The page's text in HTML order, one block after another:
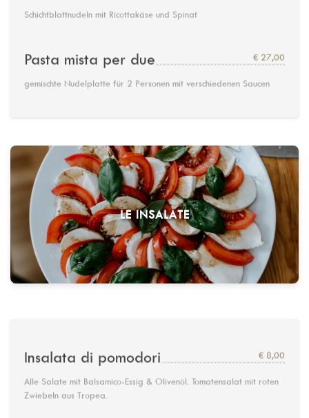
Schichtblattnudeln mit Ricottakäse und Spinat
Pasta mista per due € 27,00
gemischte Nudelplatte für 2 Personen mit verschiedenen Saucen
LE INSALATE
Insalata di pomodori € 8,00
Alle Salate mit Balsamico-Essig & Olivenöl. Tomatensalat mit roten
Zwiebeln aus Tropea.